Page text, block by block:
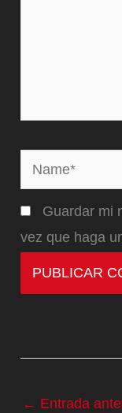
Name*
Guardar mi
vez que haga
← Entrada